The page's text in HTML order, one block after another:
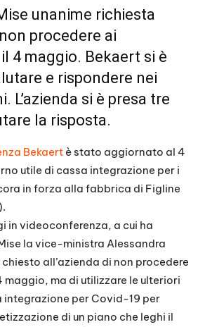
unanime richiesta
procedere ai
4 maggio. Bekaert si è
e rispondere nei
L’azienda si è presa tre
la risposta.
Bekaert è stato aggiornato al 4
utile di cassa integrazione per i
in forza alla fabbrica di Figline
in videoconferenza, a cui ha
la vice-ministra Alessandra
all’azienda di non procedere
maggio, ma di utilizzare le ulteriori
integrazione per Covid-19 per
di un piano che leghi il